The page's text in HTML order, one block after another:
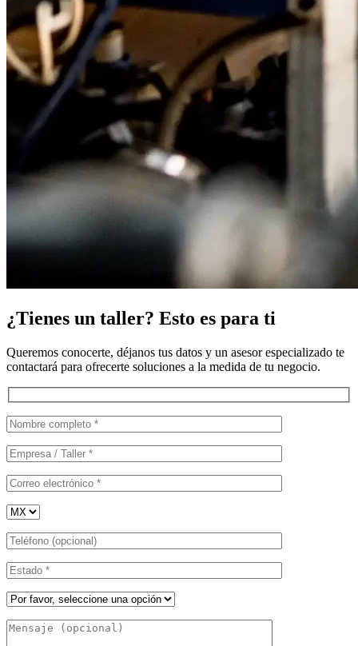
¿Tienes un taller? Esto es para ti
Queremos conocerte, déjanos tus datos y un asesor especializado te
contactará para ofrecerte soluciones a la medida de tu negocio.